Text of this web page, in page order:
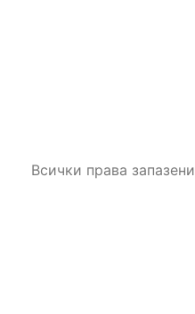
Всички права запазени